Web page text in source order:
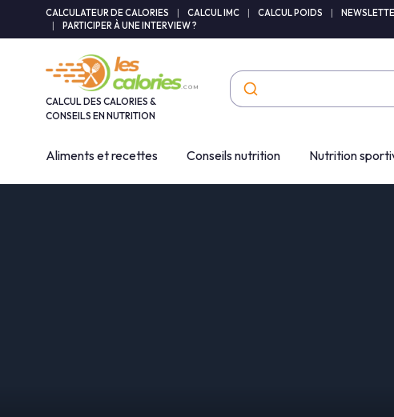
CALCULATEUR DE CALORIES CALCUL IMC CALCUL POIDS
PARTICIPER À UNE INTERVIEW ?
CALCUL DES CALORIES &
CONSEILS EN NUTRITION
Aliments et recettes Conseils nutrition Nutrition
Panneau de gestion des cookies